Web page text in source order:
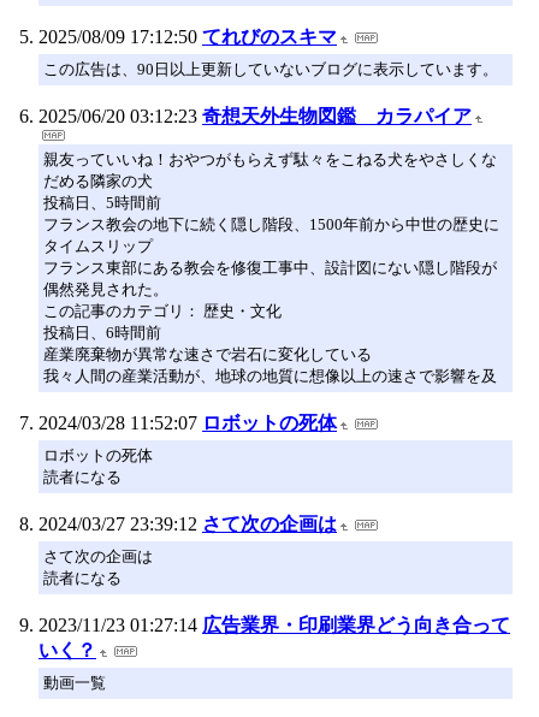
2025/08/09 17:12:50 てれびのスキマ
この広告は、90日以上更新していないブログに表示しています。
2025/06/20 03:12:23 奇想天外生物図鑑 カラパイア
親友っていいね！おやつがもらえず駄々をこねる犬をやさしくな
だめる隣家の犬
投稿日、5時間前
フランス教会の地下に続く隠し階段、1500年前から中世の歴史に
タイムスリップ
フランス東部にある教会を修復工事中、設計図にない隠し階段が
偶然発見された。
この記事のカテゴリ： 歴史・文化
投稿日、6時間前
産業廃棄物が異常な速さで岩石に変化している
我々人間の産業活動が、地球の地質に想像以上の速さで影響を及
2024/03/28 11:52:07 ロボットの死体
ロボットの死体
読者になる
2024/03/27 23:39:12 さて次の企画は
さて次の企画は
読者になる
2023/11/23 01:27:14 広告業界・印刷業界どう向き合って
いく？
動画一覧